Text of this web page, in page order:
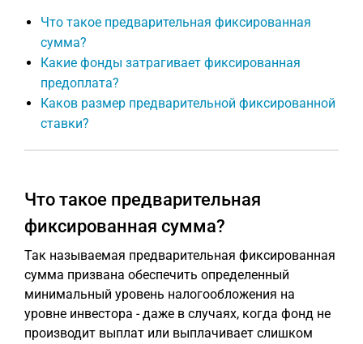
Что такое предварительная фиксированная
сумма?
Какие фонды затрагивает фиксированная
предоплата?
Каков размер предварительной фиксированной
ставки?
Что такое предварительная
фиксированная сумма?
Так называемая предварительная фиксированная
сумма призвана обеспечить определенный
минимальный уровень налогообложения на
уровне инвестора - даже в случаях, когда фонд не
производит выплат или выплачивает слишком